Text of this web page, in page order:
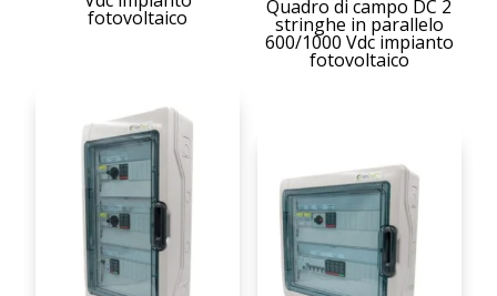
fotovoltaico Quadro di campo DC 2
stringhe in parallelo
600/1000 Vdc impianto
fotovoltaico